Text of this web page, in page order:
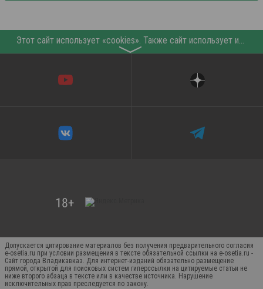
Этот сайт использует «cookies». Также сайт использует интернет-сервис для сбора технических данных касательно посетителей с целью получения маркетинговой и статистической информации. Условия обработки данных посетителей сайта см.
〉
Допускается цитирование материалов без получения предварительного согласия
e-osetia.ru при условии размещения в тексте обязательной ссылки на e-osetia.ru -
Сайт города Владикавказ. Для интернет-изданий обязательно размещение
прямой, открытой для поисковых систем гиперссылки на цитируемые статьи не
ниже второго абзаца в тексте или в качестве источника. Нарушение
исключительных прав преследуется по закону.